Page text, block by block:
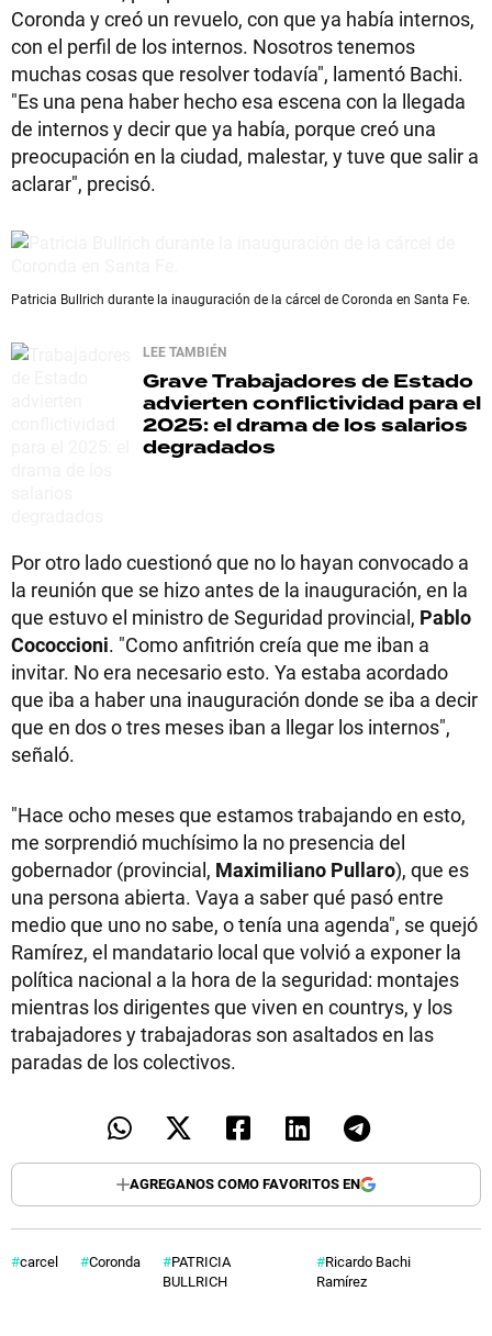
Coronda y creó un revuelo, con que ya había internos,
con el perfil de los internos. Nosotros tenemos
muchas cosas que resolver todavía", lamentó Bachi.
"Es una pena haber hecho esa escena con la llegada
de internos y decir que ya había, porque creó una
preocupación en la ciudad, malestar, y tuve que salir a
aclarar", precisó.
Patricia Bullrich durante la inauguración de la cárcel de Coronda en Santa Fe.
LEE TAMBIÉN
GraveTrabajadores de Estado
advierten conflictividad para el
2025: el drama de los salarios
degradados
Por otro lado cuestionó que no lo hayan convocado a
la reunión que se hizo antes de la inauguración, en la
que estuvo el ministro de Seguridad provincial, Pablo
Cococcioni. "Como anfitrión creía que me iban a
invitar. No era necesario esto. Ya estaba acordado
que iba a haber una inauguración donde se iba a decir
que en dos o tres meses iban a llegar los internos",
señaló.
"Hace ocho meses que estamos trabajando en esto,
me sorprendió muchísimo la no presencia del
gobernador (provincial, Maximiliano Pullaro), que es
una persona abierta. Vaya a saber qué pasó entre
medio que uno no sabe, o tenía una agenda", se quejó
Ramírez, el mandatario local que volvió a exponer la
política nacional a la hora de la seguridad: montajes
mientras los dirigentes que viven en countrys, y los
trabajadores y trabajadoras son asaltados en las
paradas de los colectivos.
AGREGANOS COMO FAVORITOS EN
carcel Coronda
PATRICIA
BULLRICH
Ricardo Bachi
Ramírez